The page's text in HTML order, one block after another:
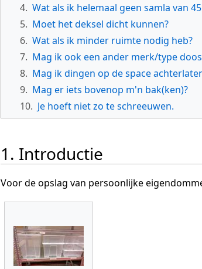
4. Wat als ik helemaal geen samla van
5. Moet het deksel dicht kunnen?
6. Wat als ik minder ruimte nodig heb?
7. Mag ik ook een ander merk/type
8. Mag ik dingen op de space
9. Mag er iets bovenop m'n bak(ken)?
10. Je hoeft niet zo te schreeuwen.
1. Introductie
Voor de opslag van persoonlijke